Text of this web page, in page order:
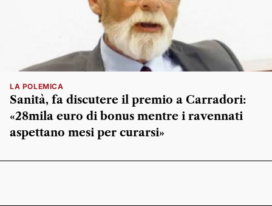
LA POLEMICA
Sanità, fa discutere il premio a Carradori:
«28mila euro di bonus mentre i ravennati
aspettano mesi per curarsi»